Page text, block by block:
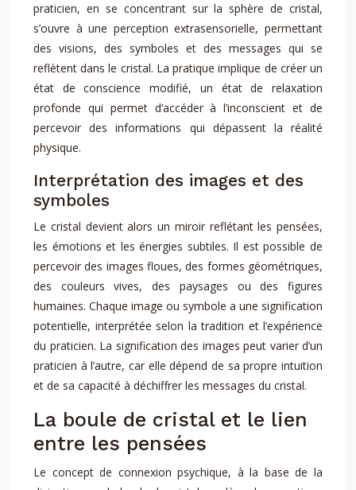
praticien, en se concentrant sur la sphère de cristal,
s’ouvre à une perception extrasensorielle, permettant
des visions, des symboles et des messages qui se
reflètent dans le cristal. La pratique implique de créer un
état de conscience modifié, un état de relaxation
profonde qui permet d’accéder à l’inconscient et de
percevoir des informations qui dépassent la réalité
physique.
Interprétation des images et des
symboles
Le cristal devient alors un miroir reflétant les pensées,
les émotions et les énergies subtiles. Il est possible de
percevoir des images floues, des formes géométriques,
des couleurs vives, des paysages ou des figures
humaines. Chaque image ou symbole a une signification
potentielle, interprétée selon la tradition et l’expérience
du praticien. La signification des images peut varier d’un
praticien à l’autre, car elle dépend de sa propre intuition
et de sa capacité à déchiffrer les messages du cristal.
La boule de cristal et le lien
entre les pensées
Le concept de connexion psychique, à la base de la